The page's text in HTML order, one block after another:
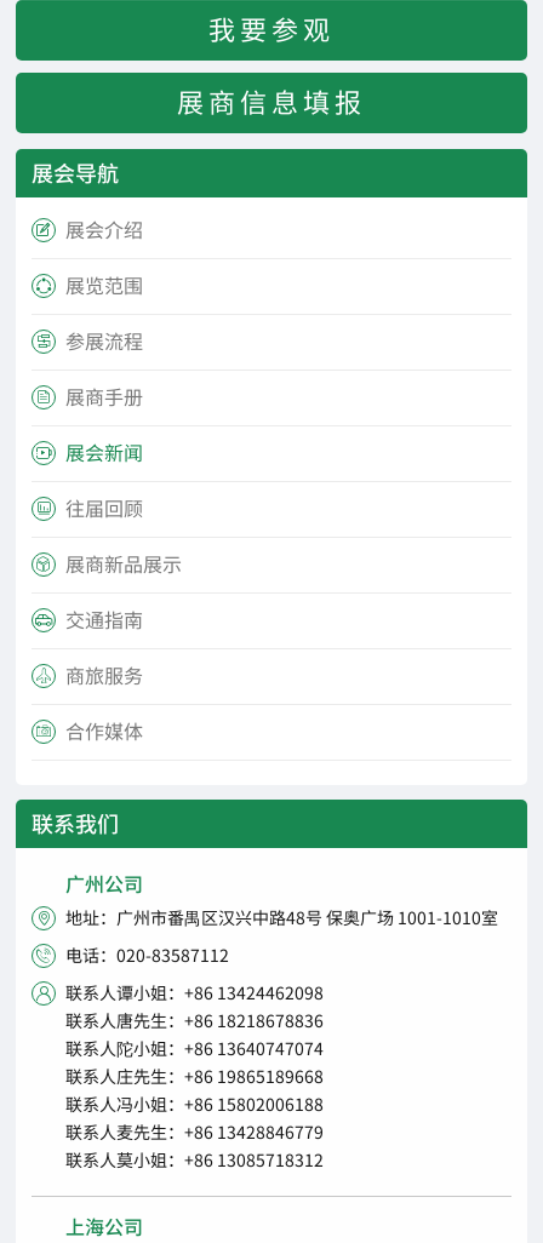
我要参观
展商信息填报
展会导航
 展会介绍
 展览范围
 参展流程
 展商手册
 展会新闻
 往届回顾
 展商新品展示
 交通指南
 商旅服务
 合作媒体
联系我们
广州公司
 地址：广州市番禺区汉兴中路48号 保奥广场 1001-1010室
 电话：020-83587112

联系人谭小姐：+86 13424462098
联系人唐先生：+86 18218678836
联系人陀小姐：+86 13640747074
联系人庄先生：+86 19865189668
联系人冯小姐：+86 15802006188
联系人麦先生：+86 13428846779
联系人莫小姐：+86 13085718312
上海公司